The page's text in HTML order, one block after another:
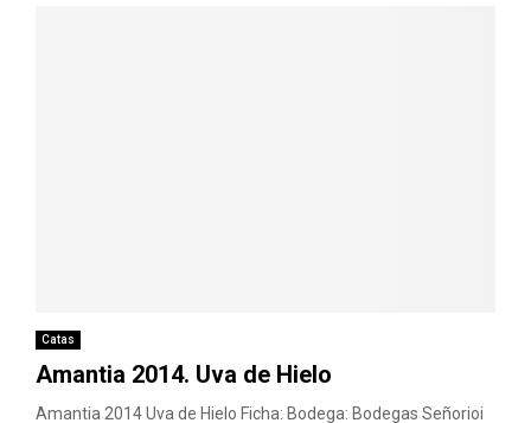
Catas
Amantia 2014. Uva de Hielo
Amantia 2014 Uva de Hielo Ficha: Bodega: Bodegas Señorioi